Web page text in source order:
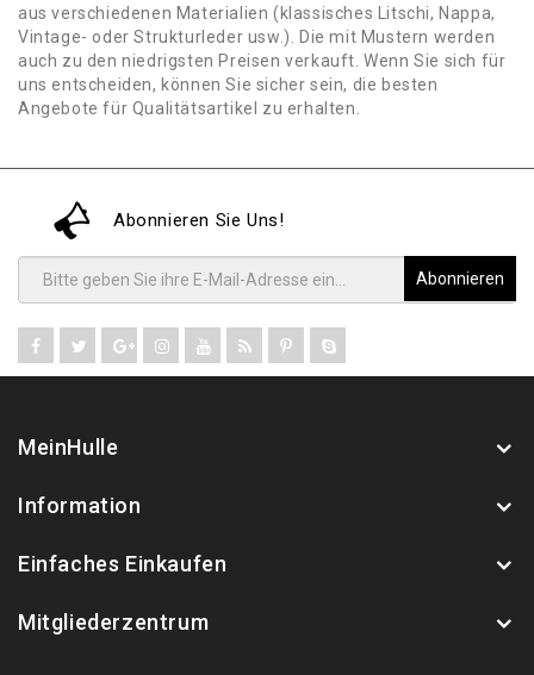
aus verschiedenen Materialien (klassisches Litschi, Nappa,
Vintage- oder Strukturleder usw.). Die mit Mustern werden
auch zu den niedrigsten Preisen verkauft. Wenn Sie sich für
uns entscheiden, können Sie sicher sein, die besten
Angebote für Qualitätsartikel zu erhalten.
Abonnieren Sie Uns!
Abonnieren
MeinHulle
Information
Einfaches Einkaufen
Mitgliederzentrum